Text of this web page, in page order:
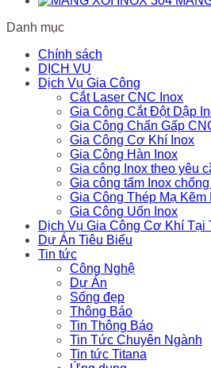
Danh mục
Chính sách
DỊCH VỤ
Dịch Vụ Gia Công
Cắt Laser CNC Inox
Gia Công Cắt Đột Dập
Gia Công Chấn Gấp
Gia Công Cơ Khí Inox
Gia Công Hàn Inox
Gia công Inox theo yêu
Gia công tấm Inox
Gia Công Thép Mạ Kẽm
Gia Công Uốn Inox
Dịch Vụ Gia Công Cơ Khí Tại
Dự Án Tiêu Biểu
Tin tức
Công Nghệ
Dự Án
Sống đẹp
Thông Báo
Tin Thông Báo
Tin Tức Chuyên Ngành
Tin tức Titana